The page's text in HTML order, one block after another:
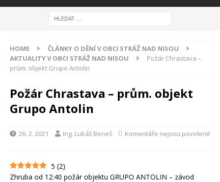
HOME
ČLÁNKY O DĚNÍ V OBCI STRÁŽ NAD NISOU
AKTUALITY V OBCI STRÁŽ NAD NISOU
Požár Chrastava –
prům. objekt Grupo Antolin
Požár Chrastava – prům. objekt
Grupo Antolin
26. 2. 2021 Ing. Lukáš Beneš Komentáře nejsou povolené
5 (2)
Zhruba od 12:40 požár objektu GRUPO ANTOLIN – závod